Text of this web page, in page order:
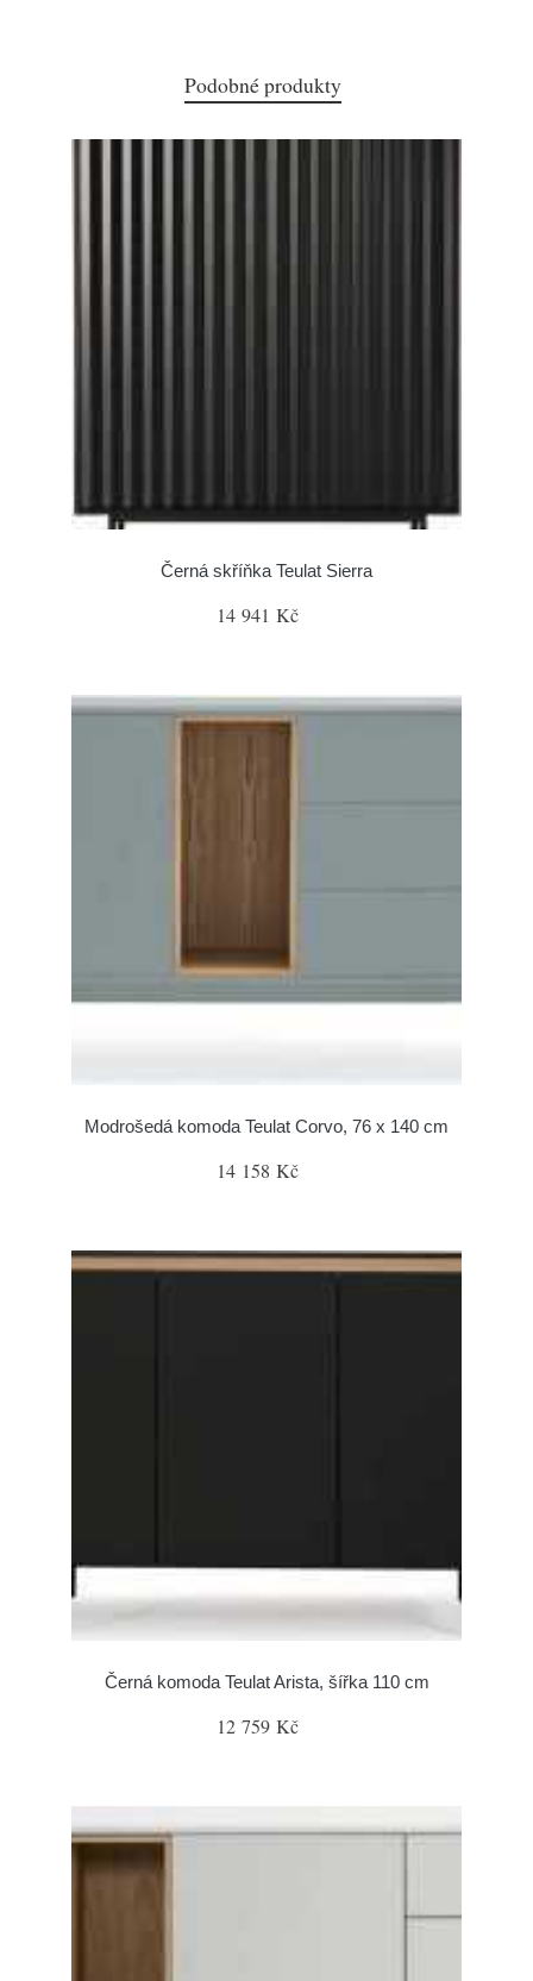
Podobné produkty
Černá skříňka Teulat Sierra
14 941 Kč
Modrošedá komoda Teulat Corvo, 76 x 140 cm
14 158 Kč
Černá komoda Teulat Arista, šířka 110 cm
12 759 Kč